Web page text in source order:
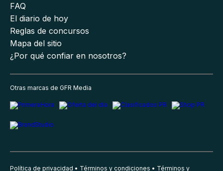
FAQ
El diario de hoy
Reglas de concursos
Mapa del sitio
¿Por qué confiar en nosotros?
Otras marcas de GFR Media
Política de privacidad Términos y condiciones Términos y